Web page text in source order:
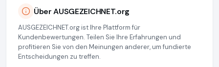
Über AUSGEZEICHNET.org
AUSGEZEICHNET.org ist Ihre Plattform für
Kundenbewertungen. Teilen Sie Ihre Erfahrungen und
profitieren Sie von den Meinungen anderer, um fundierte
Entscheidungen zu treffen.